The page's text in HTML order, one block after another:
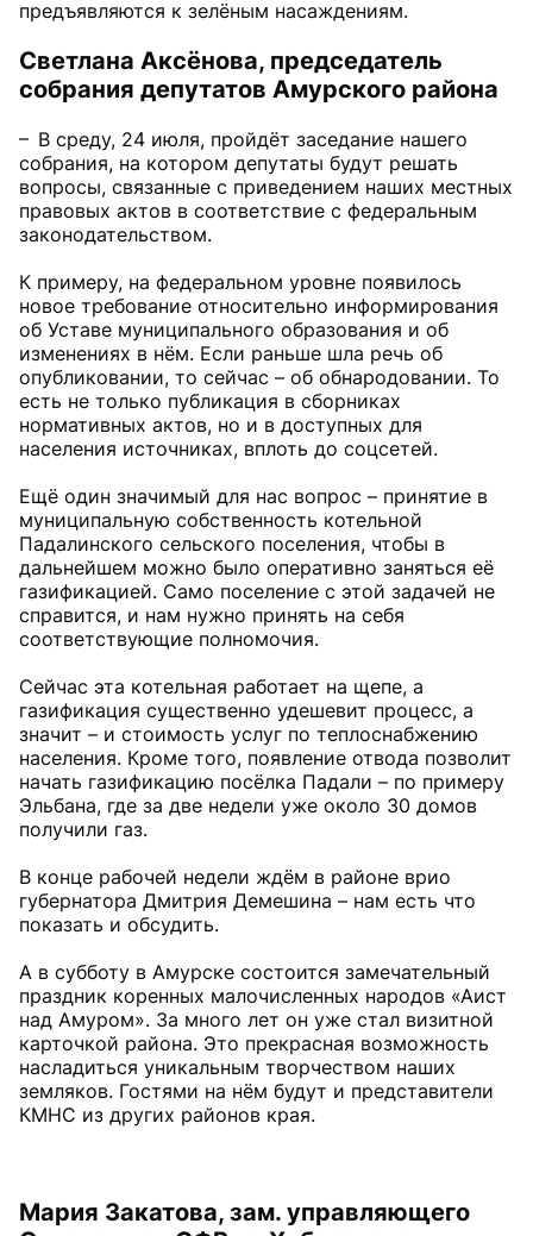
предъявляются к зелёным насаждениям.
Светлана Аксёнова, председатель
собрания депутатов Амурского района
– В среду, 24 июля, пройдёт заседание нашего
собрания, на котором депутаты будут решать
вопросы, связанные с приведением наших местных
правовых актов в соответствие с федеральным
законодательством.
К примеру, на федеральном уровне появилось
новое требование относительно информирования
об Уставе муниципального образования и об
изменениях в нём. Если раньше шла речь об
опубликовании, то сейчас – об обнародовании. То
есть не только публикация в сборниках
нормативных актов, но и в доступных для
населения источниках, вплоть до соцсетей.
Ещё один значимый для нас вопрос – принятие в
муниципальную собственность котельной
Падалинского сельского поселения, чтобы в
дальнейшем можно было оперативно заняться её
газификацией. Само поселение с этой задачей не
справится, и нам нужно принять на себя
соответствующие полномочия.
Сейчас эта котельная работает на щепе, а
газификация существенно удешевит процесс, а
значит – и стоимость услуг по теплоснабжению
населения. Кроме того, появление отвода позволит
начать газификацию посёлка Падали – по примеру
Эльбана, где за две недели уже около 30 домов
получили газ.
В конце рабочей недели ждём в районе врио
губернатора Дмитрия Демешина – нам есть что
показать и обсудить.
А в субботу в Амурске состоится замечательный
праздник коренных малочисленных народов «Аист
над Амуром». За много лет он уже стал визитной
карточкой района. Это прекрасная возможность
насладиться уникальным творчеством наших
земляков. Гостями на нём будут и представители
КМНС из других районов края.
Мария Закатова, зам. управляющего